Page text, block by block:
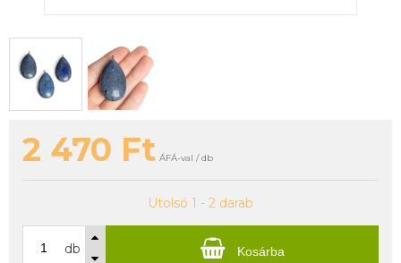
2 470 Ft ÁFÁ-val / db
Utolsó 1 - 2 darab
db Kosárba